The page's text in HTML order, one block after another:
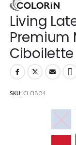
Living
Premium
Ciboilette
SKU: CLCIBO4